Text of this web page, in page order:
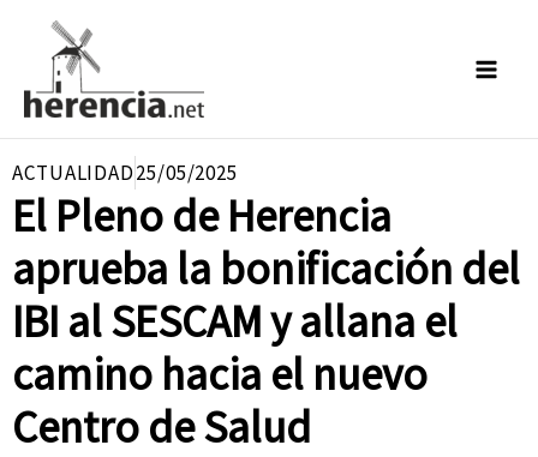
contenido
ACTUALIDAD25/05/2025
El Pleno de Herencia
aprueba la bonificación del
IBI al SESCAM y allana el
camino hacia el nuevo
Centro de Salud